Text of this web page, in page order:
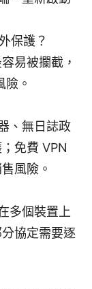
保護？
易被攔截，
。
、無日誌政
免費 VPN
風險。
多個裝置上
協定需要逐